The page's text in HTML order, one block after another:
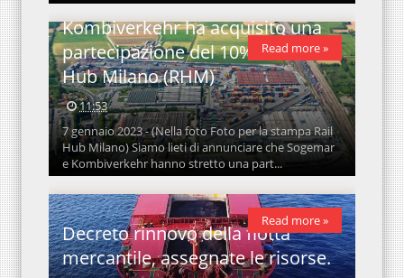
Kombiverkehr ha acquisito una
partecipazione del 10% in Rail
Hub Milano (RHM)
11:53
7 gennaio 2023 - (Nella foto Foto per la stampa Rail
Hub Milano) Siamo lieti di annunciare che Sogemar
e Kombiverkehr hanno stretto una part...
Read more »
Decreto rinnovo della flotta
mercantile, assegnate le risorse.
Read more »